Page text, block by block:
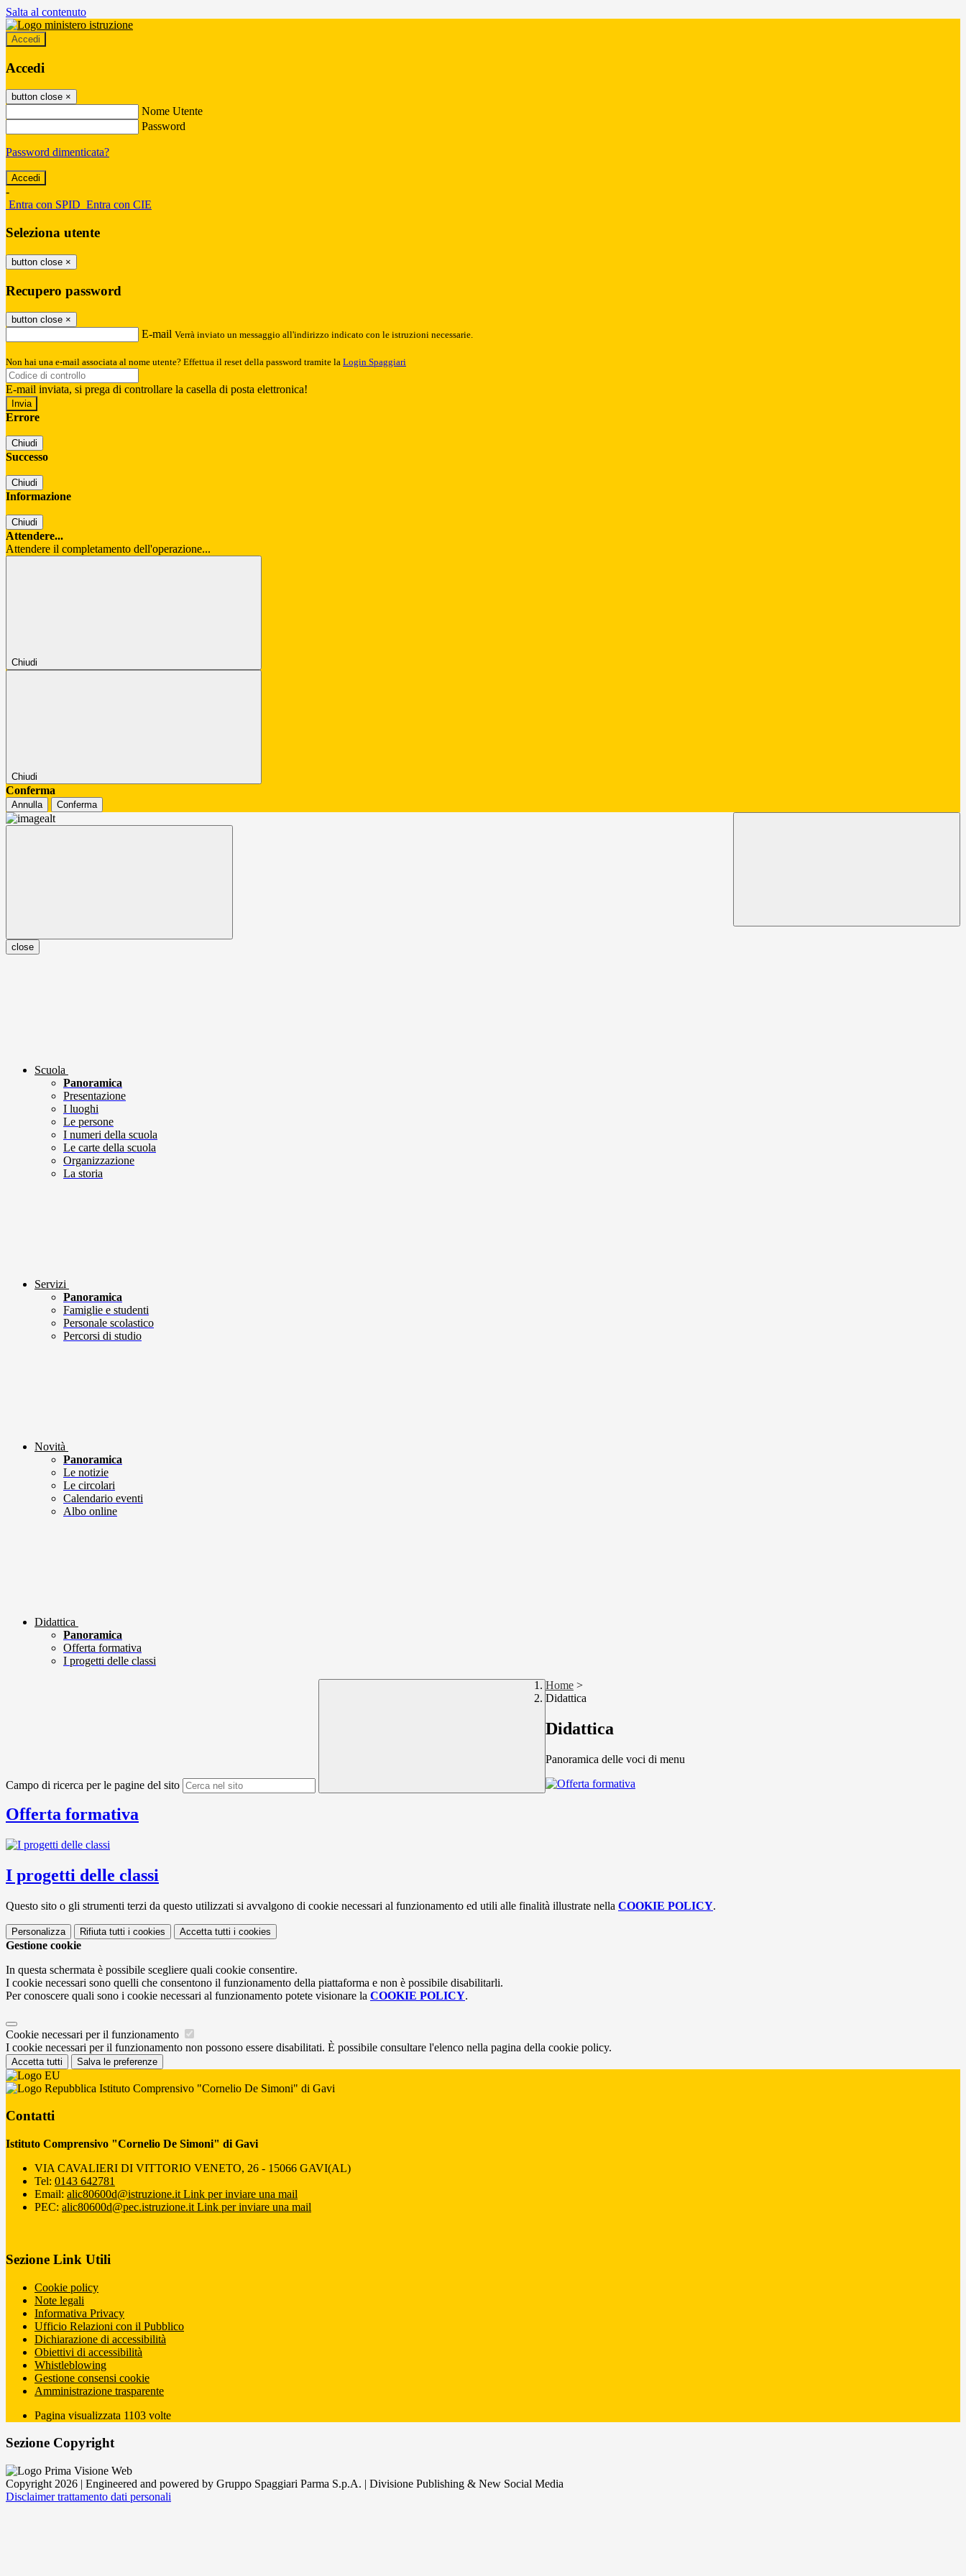
Salta al contenuto
Accedi
Accedi
button close ×
Nome Utente
Password
Password dimenticata?
-
Entra con SPID Entra con CIE
Seleziona utente
button close ×
Recupero password
button close ×
E-mail Verrà inviato un messaggio all'indirizzo indicato con le istruzioni necessarie.
Non hai una e-mail associata al nome utente? Effettua il reset della password tramite la Login Spaggiari
E-mail inviata, si prega di controllare la casella di posta elettronica!
Errore
Chiudi
Successo
Chiudi
Informazione
Chiudi
Attendere...
Attendere il completamento dell'operazione...
Chiudi
Chiudi
Conferma
Annulla Conferma
close
Scuola
Panoramica
Presentazione
I luoghi
Le persone
I numeri della scuola
Le carte della scuola
Organizzazione
La storia
Servizi
Panoramica
Famiglie e studenti
Personale scolastico
Percorsi di studio
Novità
Panoramica
Le notizie
Le circolari
Calendario eventi
Albo online
Didattica
Panoramica
Offerta formativa
I progetti delle classi
Campo di ricerca per le pagine del sito
Home >
Didattica
Didattica
Panoramica delle voci di menu
Offerta formativa
I progetti delle classi
Questo sito o gli strumenti terzi da questo utilizzati si avvalgono di cookie necessari al funzionamento ed utili alle finalità illustrate nella COOKIE POLICY.
Personalizza Rifiuta tutti i cookies Accetta tutti i cookies
Gestione cookie
In questa schermata è possibile scegliere quali cookie consentire.
I cookie necessari sono quelli che consentono il funzionamento della piattaforma e non è possibile disabilitarli.
Per conoscere quali sono i cookie necessari al funzionamento potete visionare la COOKIE POLICY.
Cookie necessari per il funzionamento
I cookie necessari per il funzionamento non possono essere disabilitati. È possibile consultare l'elenco nella pagina della cookie policy.
Accetta tutti Salva le preferenze
Istituto Comprensivo "Cornelio De Simoni" di Gavi
Contatti
Istituto Comprensivo "Cornelio De Simoni" di Gavi
VIA CAVALIERI DI VITTORIO VENETO, 26 - 15066 GAVI(AL)
Tel: 0143 642781
Email: alic80600d@istruzione.it Link per inviare una mail
PEC: alic80600d@pec.istruzione.it Link per inviare una mail
Sezione Link Utili
Cookie policy
Note legali
Informativa Privacy
Ufficio Relazioni con il Pubblico
Dichiarazione di accessibilità
Obiettivi di accessibilità
Whistleblowing
Gestione consensi cookie
Amministrazione trasparente
Pagina visualizzata 1103 volte
Sezione Copyright
Copyright 2026 | Engineered and powered by Gruppo Spaggiari Parma S.p.A. | Divisione Publishing & New Social Media
Disclaimer trattamento dati personali